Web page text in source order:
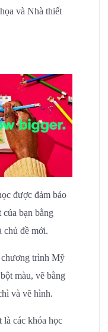
và Nhà thiết
được đảm bảo
bạn bằng
chủ đề mới.
chương trình Mỹ
màu, vẽ bằng
và vẽ hình.
là các khóa học